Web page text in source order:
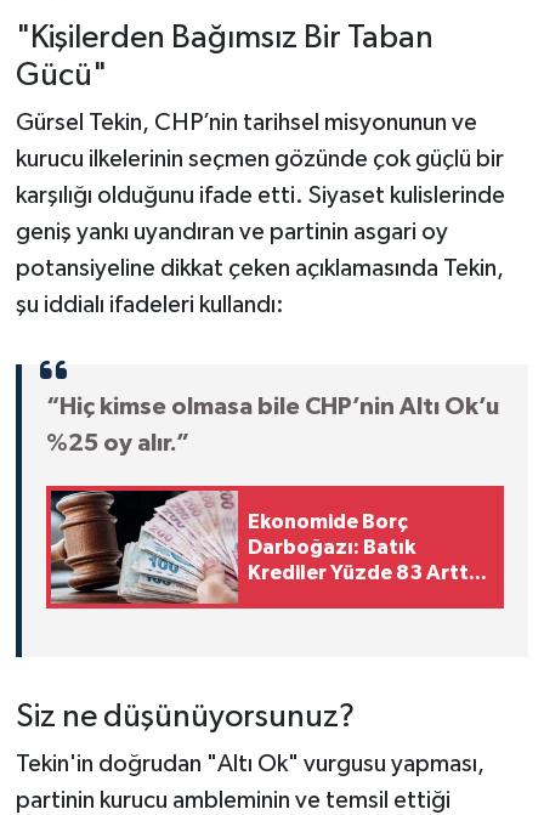
"Kişilerden Bağımsız Bir Taban
Gücü"
Gürsel Tekin, CHP’nin tarihsel misyonunun ve
kurucu ilkelerinin seçmen gözünde çok güçlü bir
karşılığı olduğunu ifade etti. Siyaset kulislerinde
geniş yankı uyandıran ve partinin asgari oy
potansiyeline dikkat çeken açıklamasında Tekin,
şu iddialı ifadeleri kullandı:
“Hiç kimse olmasa bile CHP’nin Altı Ok’u
%25 oy alır.”
Ekonomide Borç
Darboğazı: Batık
Krediler Yüzde 83 Arttı,
Siz ne düşünüyorsunuz?
Tekin'in doğrudan "Altı Ok" vurgusu yapması,
partinin kurucu ambleminin ve temsil ettiği